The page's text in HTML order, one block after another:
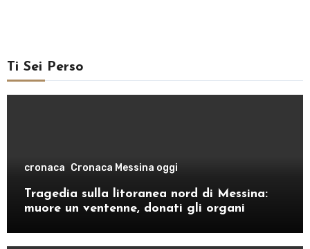
Ti Sei Perso
cronaca Cronaca Messina oggi
Tragedia sulla litoranea nord di Messina:
muore un ventenne, donati gli organi